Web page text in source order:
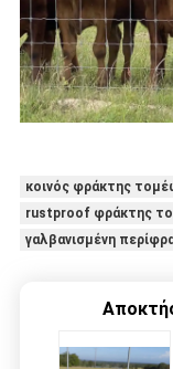
κοινός φράκτης
rustproof φράκτης
γαλβανισμένη